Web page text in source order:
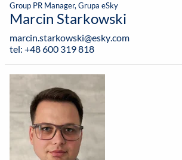
Group PR Manager, Grupa eSky
Marcin Starkowski
marcin.starkowski@esky.com
tel: +48 600 319 818